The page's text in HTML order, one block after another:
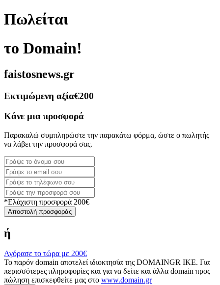
Πωλείται
το Domain!
faistosnews.gr
Εκτιμώμενη αξία€200
Κάνε μια προσφορά
Παρακαλώ συμπληρώστε την παρακάτω φόρμα, ώστε ο πωλητής
να λάβει την προσφορά σας.
*Ελάχιστη προσφορά 200€
Αποστολή προσφοράς
ή
Αγόρασε το τώρα με 200€
Το παρόν domain αποτελεί ιδιοκτησία της DOMAINGR ΙΚΕ. Για
περισσότερες πληροφορίες και για να δείτε και άλλα domain προς
πώληση επισκεφθείτε μας στο www.domain.gr